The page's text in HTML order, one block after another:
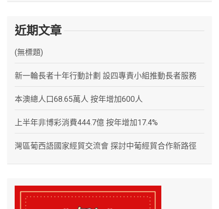
近期文章
(無標題)
新一輪長者十年行動計劃 設四專責小組推動長者服務
本澳總人口68.65萬人 按年增加600人
上半年非博彩消費444.7億 按年增加17.4%
灣區葡西語國家經貿交流會 探討中葡經貿合作新路徑